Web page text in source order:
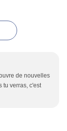
de nouvelles
tu verras, c'est